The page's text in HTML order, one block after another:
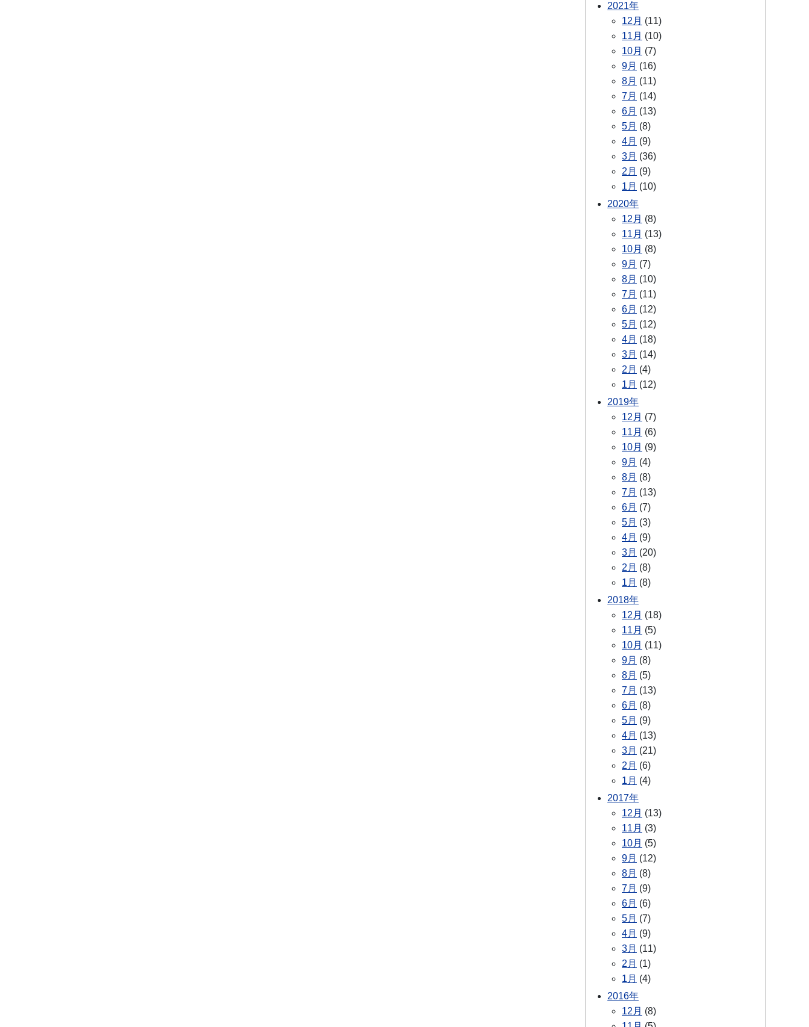
2021年
12月 (11)
11月 (10)
10月 (7)
9月 (16)
8月 (11)
7月 (14)
6月 (13)
5月 (8)
4月 (9)
3月 (36)
2月 (9)
1月 (10)
2020年
12月 (8)
11月 (13)
10月 (8)
9月 (7)
8月 (10)
7月 (11)
6月 (12)
5月 (12)
4月 (18)
3月 (14)
2月 (4)
1月 (12)
2019年
12月 (7)
11月 (6)
10月 (9)
9月 (4)
8月 (8)
7月 (13)
6月 (7)
5月 (3)
4月 (9)
3月 (20)
2月 (8)
1月 (8)
2018年
12月 (18)
11月 (5)
10月 (11)
9月 (8)
8月 (5)
7月 (13)
6月 (8)
5月 (9)
4月 (13)
3月 (21)
2月 (6)
1月 (4)
2017年
12月 (13)
11月 (3)
10月 (5)
9月 (12)
8月 (8)
7月 (9)
6月 (6)
5月 (7)
4月 (9)
3月 (11)
2月 (1)
1月 (4)
2016年
12月 (8)